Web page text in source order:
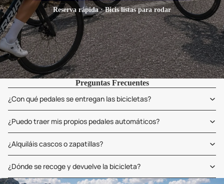
Reserva rápida · Bicis listas para rodar
Preguntas Frecuentes
¿Con qué pedales se entregan las bicicletas?
¿Puedo traer mis propios pedales automáticos?
¿Alquiláis cascos o zapatillas?
¿Dónde se recoge y devuelve la bicicleta?